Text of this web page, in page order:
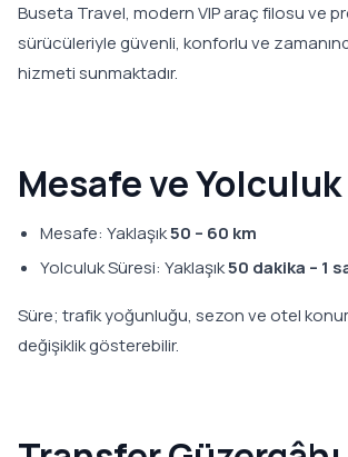
Buseta Travel, modern VIP araç filosu ve
sürücüleriyle güvenli, konforlu ve
hizmeti sunmaktadır.
Mesafe ve
Mesafe: Yaklaşık50 – 60 km
Yolculuk Süresi: Yaklaşık50 dakika – 1
Süre; trafik yoğunluğu, sezon ve otel
değişiklik gösterebilir.